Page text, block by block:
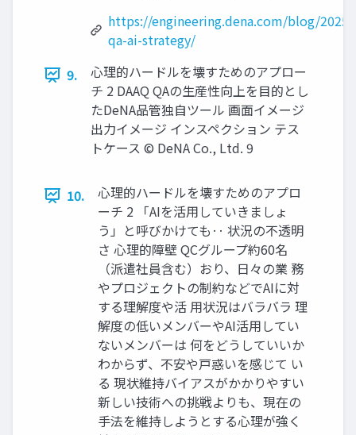
https://engineering.dena.com/blog/2025/
qa-ai-strategy/
9.
心理的ハードルを壊すためのアプロー
チ 2 DAAQ QAの生産性向上を目的とし
たDeNA品管独自ツール 画面イメージ
出力イメージ インスペクション テス
トケース © DeNA Co., Ltd. 9
10.
心理的ハードルを壊すためのアプロ
ーチ 2 「AIを活用していきましょ
う」と呼びかけても‥ 状況の不透明
さ 心理的障壁 QCグループ約60名
（派遣社員含む）おり、日々の業 務
やプロジェクトの制約などでAIに対
する理解度や活 用状況はバラバラ 理
解度の低いメンバーやAI活用してい
ないメンバーは 何をどうしていいか
わからず、不安や戸惑いを感じて い
る 現状維持バイアスがかかりやすい
新しい技術への挑戦よりも、現在の
手法を維持しようとする心理が強く